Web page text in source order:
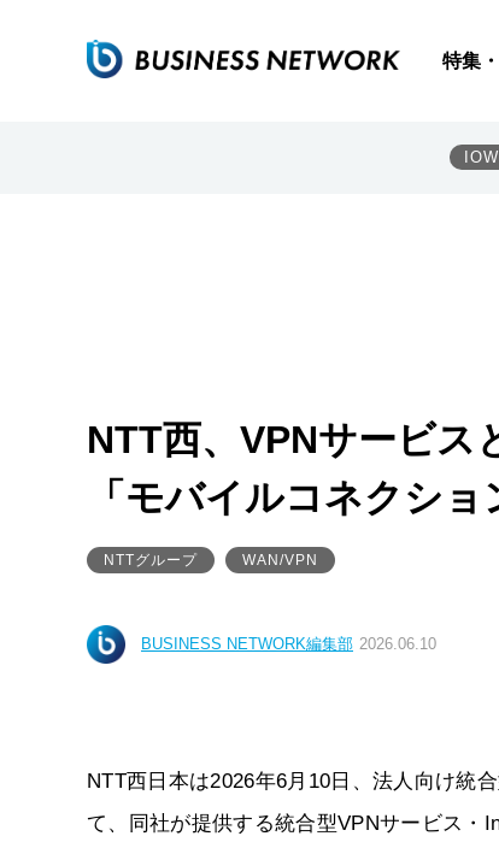
特集
NTT西、VPNサービス
「モバイルコネクシ
NTTグループ WAN/VPN
BUSINESS NETWORK編集部 2026.06.10
NTT西日本は2026年6月10日、法人向け統
て、同社が提供する統合型VPNサービス・